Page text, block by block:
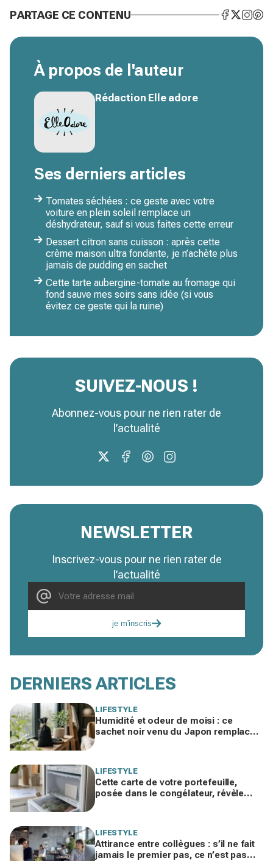
PARTAGE CE CONTENU
À propos de l'auteur
Rédaction Elle adore
Ses derniers articles
Tomates séchées : ce geste avec votre
voiture en plein soleil remplace un
déshydrateur, sauf si vous faites cette erreur
Dessert citron sans cuisson : après cette
crème maison ultra fondante, je n’achète plus
jamais de pudding en sachet
Cette tarte aubergine-tomate au fromage qui
fond sauve mes soirs sans idée (si vous
évitez ce geste qui la ruine)
SUIVEZ-NOUS !
Abonnez-vous pour ne rien rater de
l’actualité
NEWSLETTER
Inscrivez-vous pour ne rien rater de
l’actualité
je m'inscris
DERNIERS ARTICLES
LIFESTYLE
Humidité et odeur de moisi : ce
sachet noir venu du Japon remplace
LIFESTYLE
Cette carte de votre portefeuille,
posée dans le congélateur, révèle
LIFESTYLE
Attirance entre collègues : s’il ne fait
jamais le premier pas, ce n’est pas